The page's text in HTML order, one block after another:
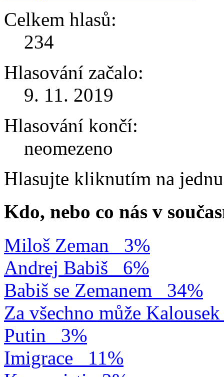
Celkem hlasů:
234
Hlasování začalo:
9. 11. 2019
Hlasování končí:
neomezeno
Hlasujte kliknutím na
Kdo, nebo co nás v
Miloš Zeman
3%
Andrej Babiš
6%
Babiš se Zemanem
34%
Za všechno může Kalousek
Putin
3%
Imigrace
11%